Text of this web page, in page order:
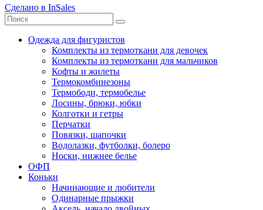
Сделано в InSales
Одежда для фигуристов
Комплекты из термоткани для девочек
Комплекты из термоткани для мальчиков
Кофты и жилеты
Термокомбинезоны
Термободи, термобелье
Лосины, брюки, юбки
Колготки и гетры
Перчатки
Повязки, шапочки
Водолазки, футболки, болеро
Носки, нижнее белье
ОФП
Коньки
Начинающие и любители
Одинарные прыжки